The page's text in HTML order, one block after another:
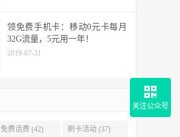
领免费手机卡：移动0元卡每月
32G流量，5元用一年！
2019-07-31
免费话费 (42) 刷卡活动 (37)
关注公众号